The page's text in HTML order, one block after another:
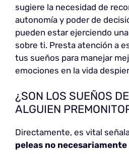
sugiere la necesidad de
autonomía y poder de
pueden estar ejerciendo
sobre ti. Presta atención a
tus sueños para manejar
emociones en la vida
¿SON LOS SUEÑOS
ALGUIEN
Directamente, es vital
peleas no